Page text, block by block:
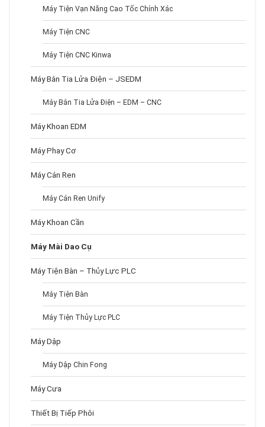
Máy Tiện Vạn Năng Cao Tốc Chính Xác
Máy Tiện CNC
Máy Tiện CNC Kinwa
Máy Bắn Tia Lửa Điện – JSEDM
Máy Bắn Tia Lửa Điện – EDM – CNC
Máy Khoan EDM
Máy Phay Cơ
Máy Cán Ren
Máy Cán Ren Unify
Máy Khoan Cần
Máy Mài Dao Cụ
Máy Tiện Bàn – Thủy Lực PLC
Máy Tiện Bàn
Máy Tiện Thủy Lực PLC
Máy Dập
Máy Dập Chin Fong
Máy Cưa
Thiết Bị Tiếp Phôi